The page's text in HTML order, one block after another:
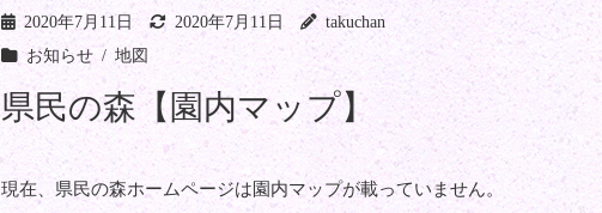
2020年7月11日 2020年7月11日
takuchan
お知らせ
地図
県民の森【園内マップ】
現在、県民の森ホームページは園内マップが載っていません。